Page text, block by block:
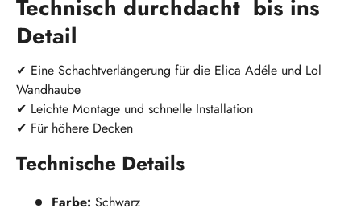
Technisch durchdacht bis ins
Detail
✔ Eine Schachtverlängerung für die Elica Adéle und Lol
Wandhaube
✔ Leichte Montage und schnelle Installation
✔ Für höhere Decken
Technische Details
Farbe: Schwarz